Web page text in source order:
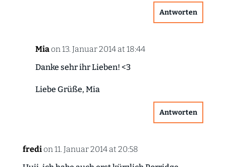
Antworten
Mia on 13. Januar 2014 at 18:44
Danke sehr ihr Lieben! <3
Liebe Grüße, Mia
Antworten
fredi on 11. Januar 2014 at 20:58